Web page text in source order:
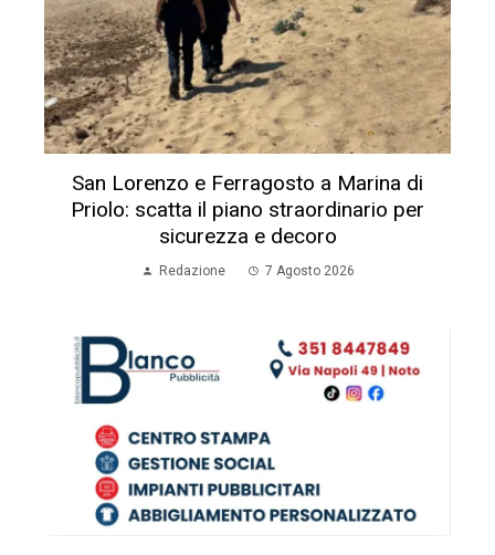
San Lorenzo e Ferragosto a Marina di
Priolo: scatta il piano straordinario per
sicurezza e decoro
Redazione 7 Agosto 2026